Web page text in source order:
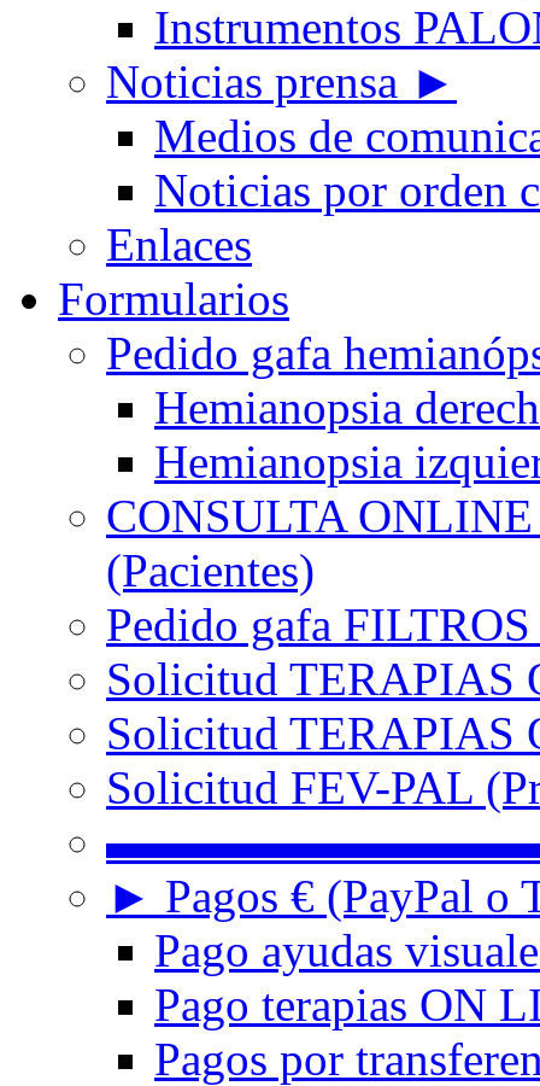
Instrumentos
Noticias prensa ►
Medios de
Noticias por orden
Enlaces
Formularios
Pedido gafa
Hemianopsia
Hemianopsia
CONSULTA
(Pacientes)
Pedido gafa
Solicitud TERAPIAS
Solicitud TERAPIAS
Solicitud FEV-PAL
► Pagos € (PayPal o
Pago ayudas
Pago terapias ON
Pagos por